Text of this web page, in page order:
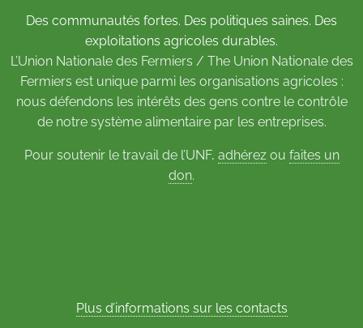
Des communautés fortes. Des politiques saines. Des
exploitations agricoles durables.
L’Union Nationale des Fermiers / The Union Nationale des
Fermiers est unique parmi les organisations agricoles :
nous défendons les intérêts des gens contre le contrôle
de notre système alimentaire par les entreprises.
Pour soutenir le travail de l’UNF, adhérezou faites un
don.
Plus d’informations sur les contacts